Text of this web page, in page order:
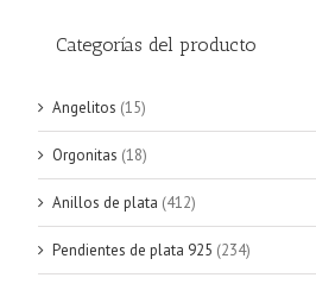
Categorías del producto
Angelitos (15)
Orgonitas (18)
Anillos de plata (412)
Pendientes de plata 925 (234)